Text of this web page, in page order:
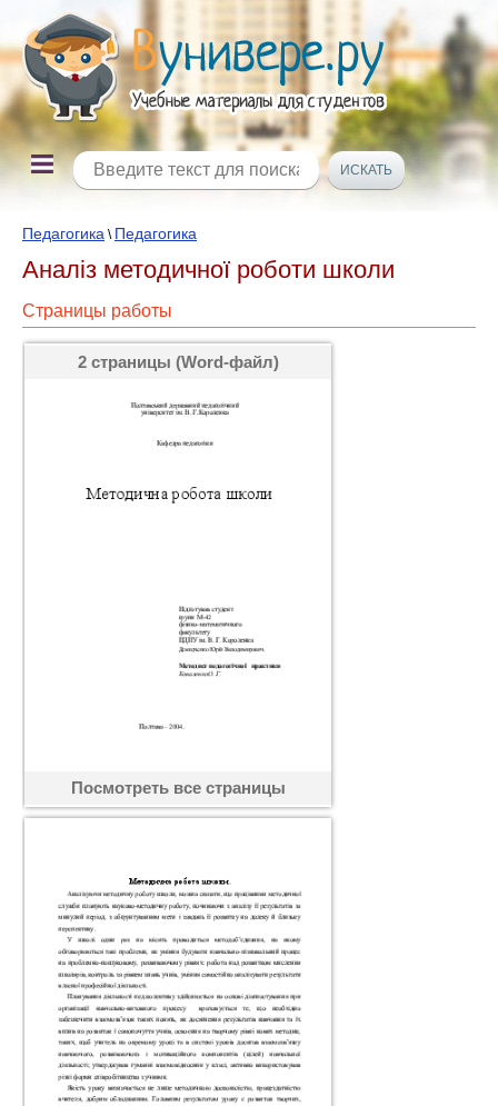
Педагогика \ Педагогика
Аналіз методичної роботи школи
Страницы работы
2 страницы (Word-файл)
Посмотреть все страницы